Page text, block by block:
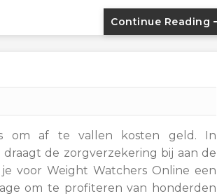
Continue Reading
om af te vallen kosten geld. In
draagt de zorgverzekering bij aan de
voor Weight Watchers Online een
om te profiteren van honderden